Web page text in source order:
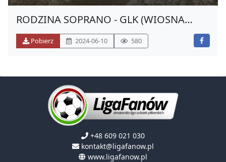
RODZINA SOPRANO - GLK (WIOSNA
2024)
Pobierz 2024-06-10 580
+48 609 021 030
kontakt@ligafanow.pl
www.ligafanow.pl